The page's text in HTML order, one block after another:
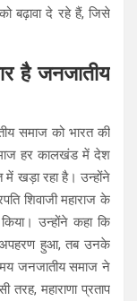
बढ़ावा दे रहे हैं, जिसे
है जनजातीय
समाज को भारत की
हर कालखंड में देश
में खड़ा रहा है। उन्होंने
शिवाजी महाराज के
उन्होंने कहा कि
अपहरण हुआ, तब उनके
जनजातीय समाज ने
महाराणा प्रताप